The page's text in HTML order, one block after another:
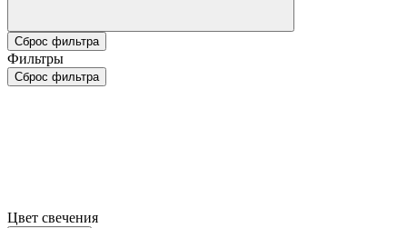
Сброс фильтра
Фильтры
Сброс фильтра
Цвет свечения